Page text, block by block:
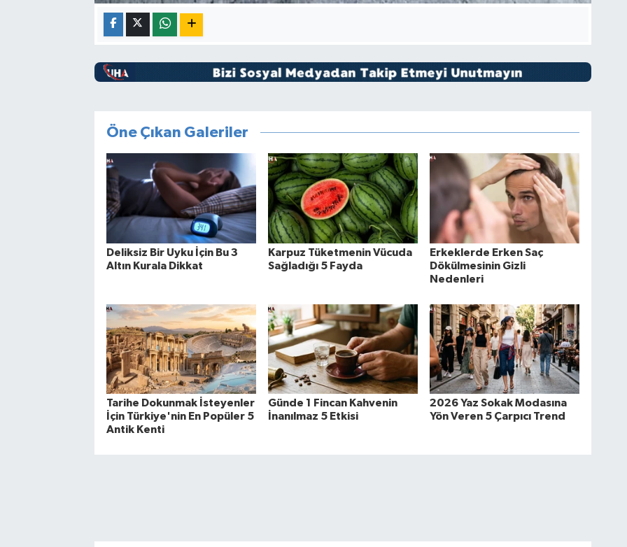
Öne Çıkan Galeriler
Deliksiz Bir Uyku İçin Bu 3
Altın Kurala Dikkat
Karpuz Tüketmenin Vücuda
Sağladığı 5 Fayda
Erkeklerde Erken Saç
Dökülmesinin Gizli
Nedenleri
Tarihe Dokunmak İsteyenler
İçin Türkiye'nin En Popüler 5
Antik Kenti
Günde 1 Fincan Kahvenin
İnanılmaz 5 Etkisi
2026 Yaz Sokak Modasına
Yön Veren 5 Çarpıcı Trend